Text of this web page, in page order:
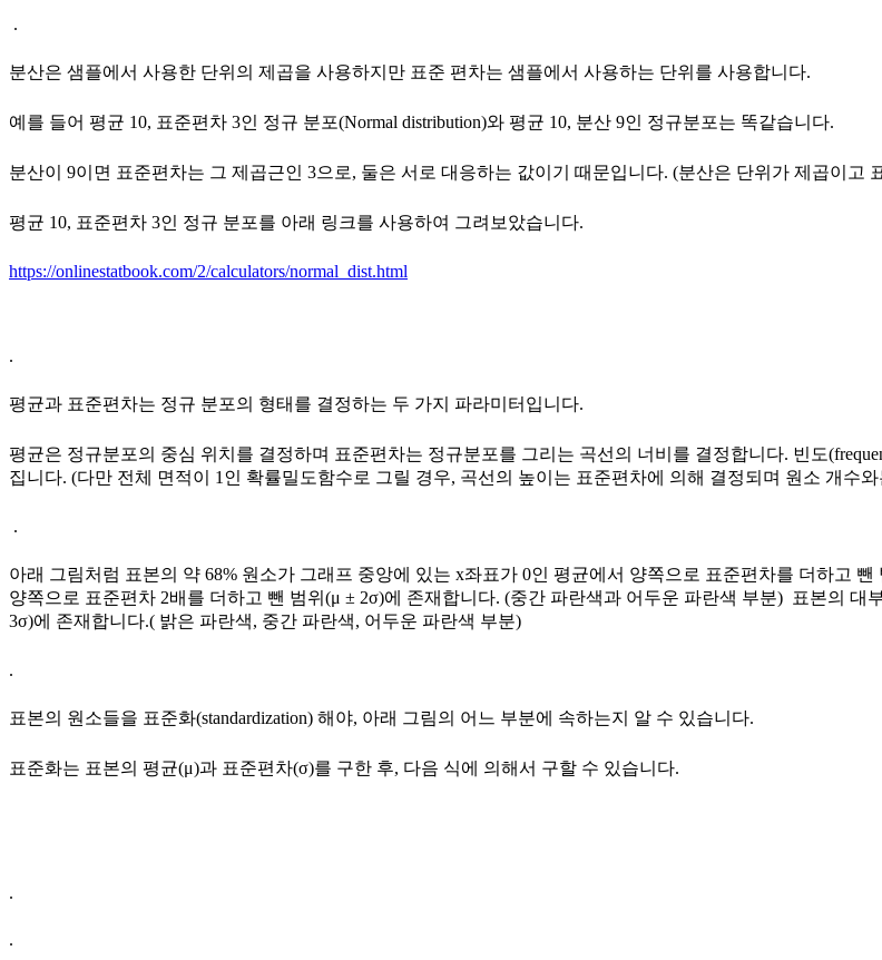
.
분산은 샘플에서 사용한 단위의 제곱을 사용하지만 표준 편차는 샘플에서 사용하는 단위를 사용합니다.
예를 들어 평균 10, 표준편차 3인 정규 분포(Normal distribution)와 평균 10, 분산 9인 정규분포는 똑같습니다.
분산이 9이면 표준편차는 그 제곱근인 3으로, 둘은 서로 대응하는 값이기 때문입니다. (분산은 단위가 제곱이
평균 10, 표준편차 3인 정규 분포를 아래 링크를 사용하여 그려보았습니다.
https://onlinestatbook.com/2/calculators/normal_dist.html
.
평균과 표준편차는 정규 분포의 형태를 결정하는 두 가지 파라미터입니다.
평균은 정규분포의 중심 위치를 결정하며 표준편차는 정규분포를 그리는 곡선의 너비를 결정합니다. 빈도
집니다. (다만 전체 면적이 1인 확률밀도함수로 그릴 경우, 곡선의 높이는 표준편차에 의해 결정되며 원소 개수
.
아래 그림처럼 표본의 약 68% 원소가 그래프 중앙에 있는 x좌표가 0인 평균에서 양쪽으로 표준편차를 더하고
양쪽으로 표준편차 2배를 더하고 뺀 범위(μ ± 2σ)에 존재합니다. (중간 파란색과 어두운 파란색 부분) 표본의 대
3σ)에 존재합니다.( 밝은 파란색, 중간 파란색, 어두운 파란색 부분)
.
표본의 원소들을 표준화(standardization) 해야, 아래 그림의 어느 부분에 속하는지 알 수 있습니다.
표준화는 표본의 평균(μ)과 표준편차(σ)를 구한 후, 다음 식에 의해서 구할 수 있습니다.
.
.